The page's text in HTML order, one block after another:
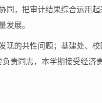
同，把审计结果综合运用
发展。
现的共性问题；基建处、
责同志，本学期接受经济